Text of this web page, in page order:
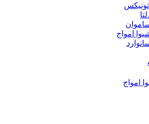
امواج
امواج